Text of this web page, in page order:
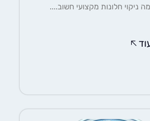
חלונות מקצועי חשוב....